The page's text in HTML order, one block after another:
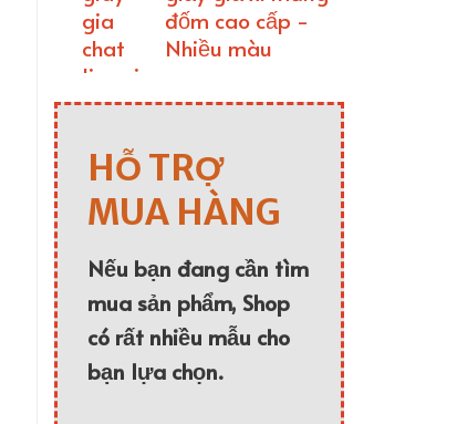
đốm cao cấp -
Nhiều màu
HỖ TRỢ
MUA HÀNG
Nếu bạn đang cần tìm
mua sản phẩm, Shop
có rất nhiều mẫu cho
bạn lựa chọn.